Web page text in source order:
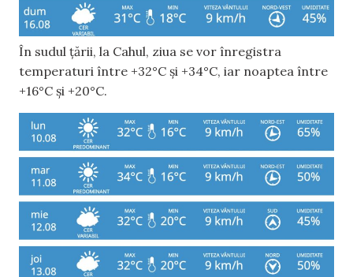
În sudul țării, la Cahul, ziua se vor înregistra
temperaturi între +32°C și +34°C, iar noaptea între
+16°C și +20°C.